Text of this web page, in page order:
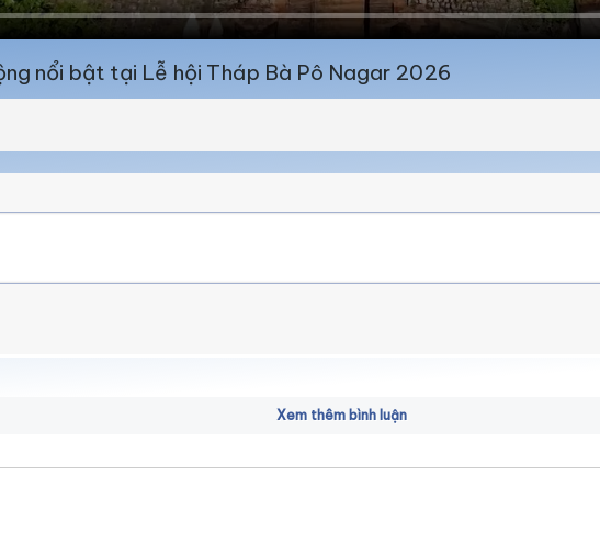
nổi bật tại Lễ hội Tháp Bà Pô Nagar 2026
Xem thêm bình luận